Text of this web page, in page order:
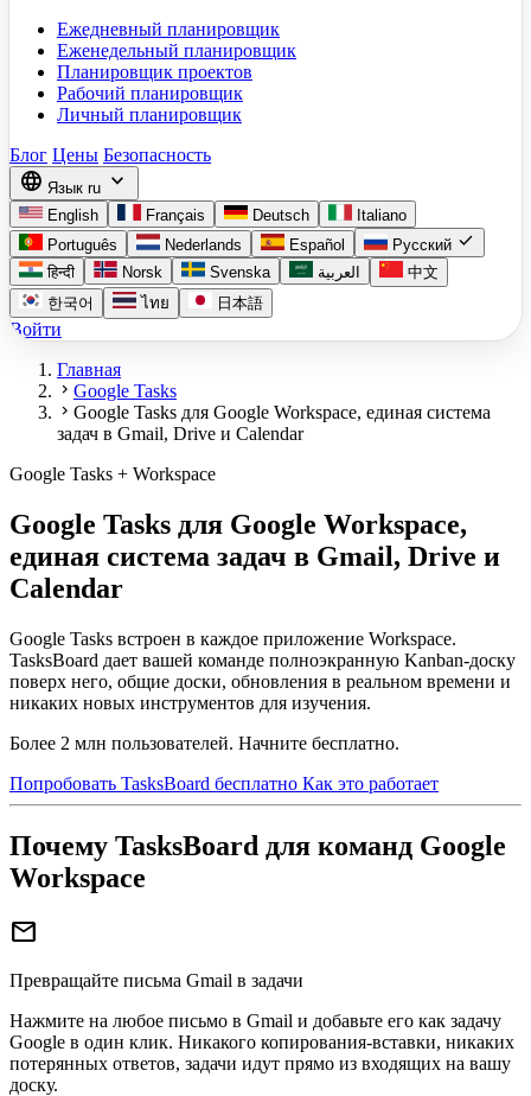
Ежедневный планировщик
Еженедельный планировщик
Планировщик проектов
Рабочий планировщик
Личный планировщик
Блог Цены Безопасность
language Язык ru expand_more
English Français Deutsch
Italiano
Português
Nederlands Español Русский check
हिन्दी Norsk Svenska العربية
中文
한국어
ไทย 日本語
Войти
Главная
chevron_right Google Tasks
chevron_right Google Tasks для Google Workspace, единая система
задач в Gmail, Drive и Calendar
Google Tasks + Workspace
Google Tasks для Google Workspace,
единая система задач в Gmail, Drive и
Calendar
Google Tasks встроен в каждое приложение Workspace.
TasksBoard дает вашей команде полноэкранную Kanban-доску
поверх него, общие доски, обновления в реальном времени и
никаких новых инструментов для изучения.
Более 2 млн пользователей. Начните бесплатно.
Попробовать TasksBoard бесплатно Как это работает
Почему TasksBoard для команд Google
Workspace
mail
Превращайте письма Gmail в задачи
Нажмите на любое письмо в Gmail и добавьте его как задачу
Google в один клик. Никакого копирования-вставки, никаких
потерянных ответов, задачи идут прямо из входящих на вашу
доску.